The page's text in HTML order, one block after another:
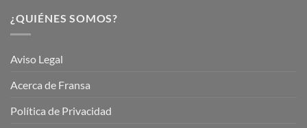
¿QUIÉNES SOMOS?
Aviso Legal
Acerca de Fransa
Política de Privacidad